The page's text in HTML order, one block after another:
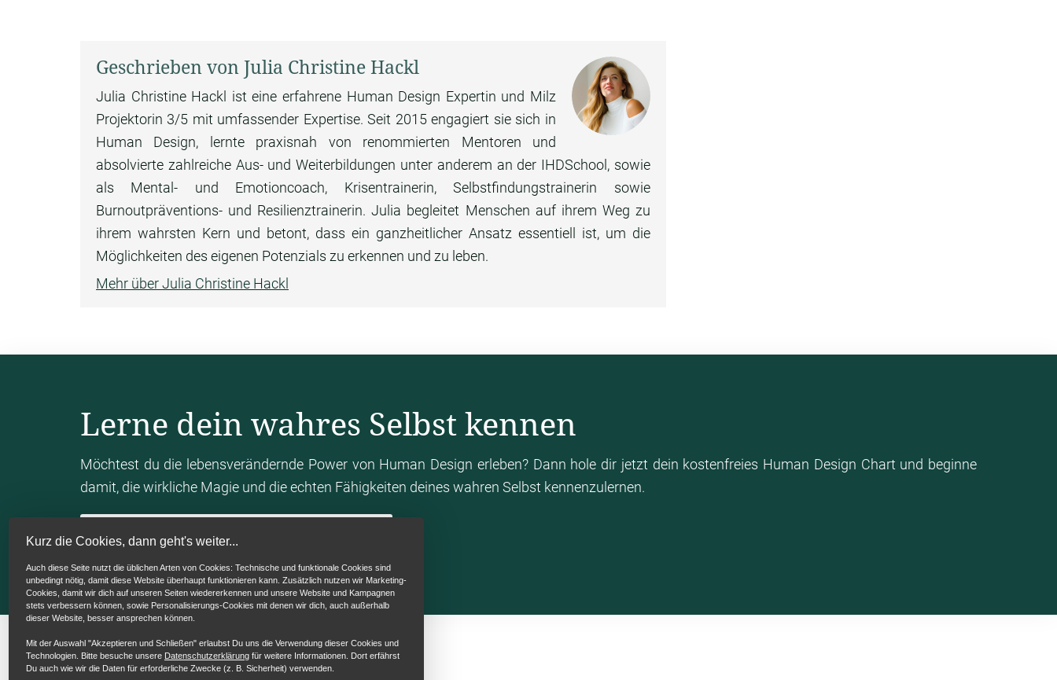
Kurz die Cookies, dann geht's weiter...
Auch diese Seite nutzt die üblichen Arten von Cookies: Technische und funktionale Cookies sind
unbedingt nötig, damit diese Website überhaupt funktionieren kann. Zusätzlich nutzen wir Marketing-
Cookies, damit wir dich auf unseren Seiten wiedererkennen und unsere Website und Kampagnen
stets verbessern können, sowie Personalisierungs-Cookies mit denen wir dich, auch außerhalb
dieser Website, besser ansprechen können.
Mit der Auswahl "Akzeptieren und Schließen" erlaubst Du uns die Verwendung dieser Cookies und
Technologien. Bitte besuche unsere Datenschutzerklärung für weitere Informationen. Dort erfährst
Du auch wie wir die Daten für erforderliche Zwecke (z. B. Sicherheit) verwenden.
Geschrieben von Julia Christine Hackl
Julia Christine Hackl ist eine erfahrene Human Design Expertin und Milz
Projektorin 3/5 mit umfassender Expertise. Seit 2015 engagiert sie sich in
Human Design, lernte praxisnah von renommierten Mentoren und
absolvierte zahlreiche Aus- und Weiterbildungen unter anderem an der IHDSchool, sowie
als Mental- und Emotioncoach, Krisentrainerin, Selbstfindungstrainerin sowie
Burnoutpräventions- und Resilienztrainerin. Julia begleitet Menschen auf ihrem Weg zu
ihrem wahrsten Kern und betont, dass ein ganzheitlicher Ansatz essentiell ist, um die
Möglichkeiten des eigenen Potenzials zu erkennen und zu leben.
Mehr über Julia Christine Hackl
Lerne dein wahres Selbst kennen
Möchtest du die lebensverändernde Power von Human Design erleben? Dann hole dir jetzt dein kostenfreies Human Design Chart und beginne
damit, die wirkliche Magie und die echten Fähigkeiten deines wahren Selbst kennenzulernen.
Mein Human Design Chart berechnen